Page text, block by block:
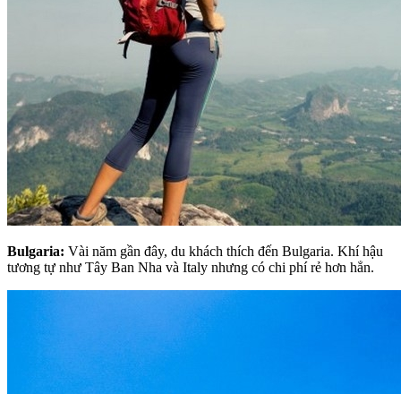
Bulgaria: Vài năm gần đây, du khách thích đến Bulgaria. Khí hậu
tương tự như Tây Ban Nha và Italy nhưng có chi phí rẻ hơn hẳn.